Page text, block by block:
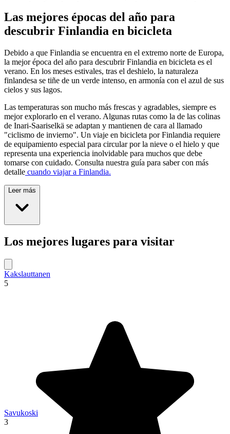
Las mejores épocas del año para
descubrir Finlandia en bicicleta
Debido a que Finlandia se encuentra en el extremo norte de Europa,
la mejor época del año para descubrir Finlandia en bicicleta es el
verano. En los meses estivales, tras el deshielo, la naturaleza
finlandesa se tiñe de un verde intenso, en armonía con el azul de sus
cielos y sus lagos.
Las temperaturas son mucho más frescas y agradables, siempre es
mejor explorarlo en el verano. Algunas rutas como la de las colinas
de Inari-Saariselkä se adaptan y mantienen de cara al llamado
"ciclismo de invierno". Un viaje en bicicleta por Finlandia requiere
de equipamiento especial para circular por la nieve o el hielo y que
representa una experiencia inolvidable para muchos que debe
tomarse con cuidado. Consulta nuestra guía para saber con más
detalle cuando viajar a Finlandia.
Leer más
Los mejores lugares para visitar
Kakslauttanen
5
Savukoski
3